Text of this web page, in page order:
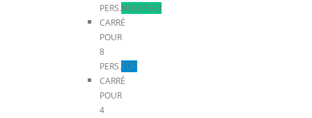
PERS.NOUVEAU
CARRÉ
POUR
8
PERS.TOP
CARRÉ
POUR
4